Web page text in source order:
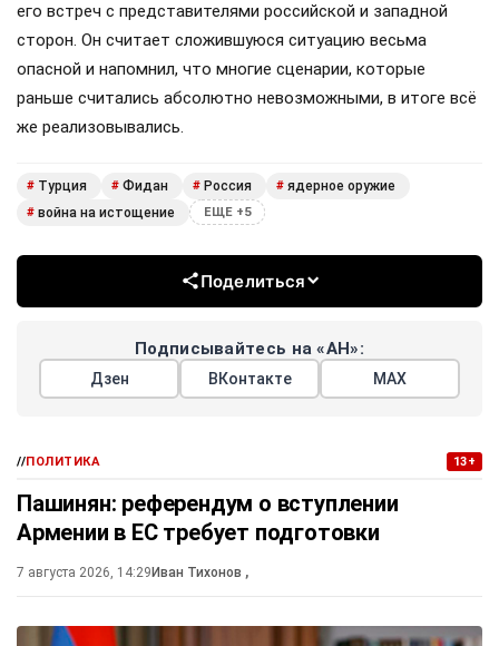
его встреч с представителями российской и западной
сторон. Он считает сложившуюся ситуацию весьма
опасной и напомнил, что многие сценарии, которые
раньше считались абсолютно невозможными, в итоге всё
же реализовывались.
# Турция # Фидан # Россия # ядерное оружие
# война на истощение ЕЩЕ +5
Поделиться
Подписывайтесь на «АН»:
Дзен ВКонтакте МАХ
//ПОЛИТИКА 13+
Пашинян: референдум о вступлении
Армении в ЕС требует подготовки
7 августа 2026, 14:29Иван Тихонов ,